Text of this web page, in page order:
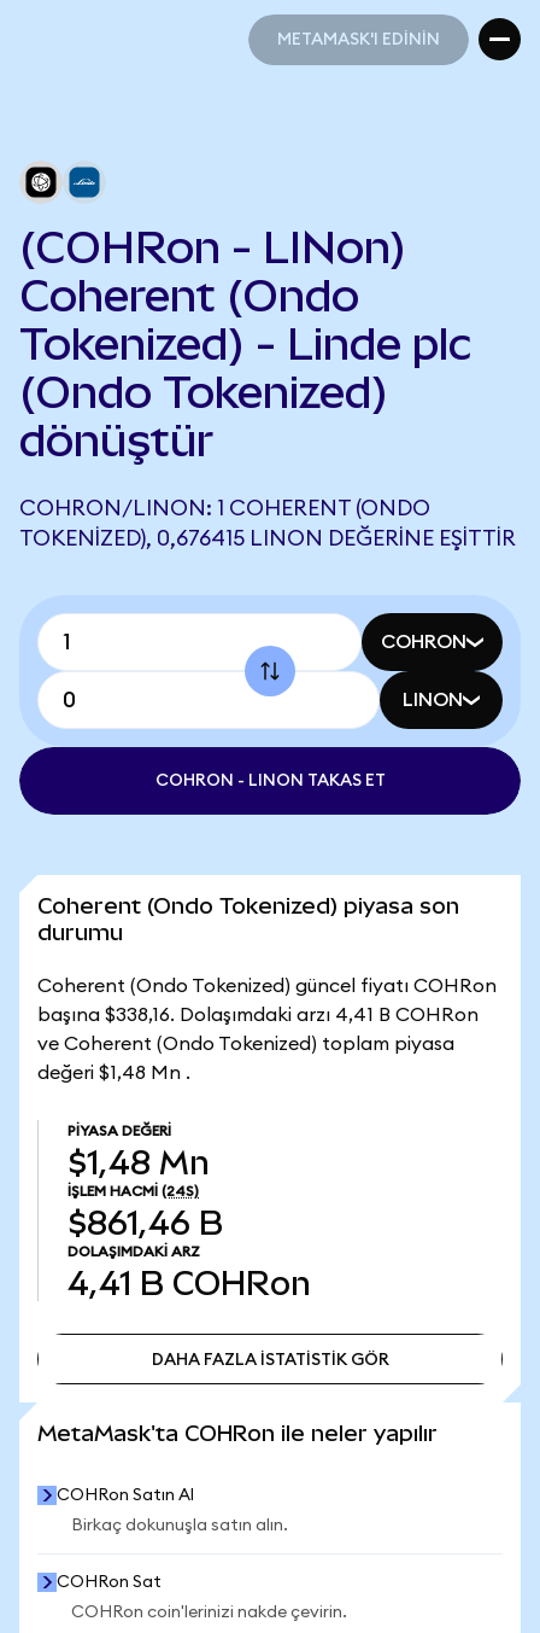
METAMASK'I EDİNİN
(COHRon - LINon)
Coherent (Ondo
Tokenized) - Linde plc
(Ondo Tokenized)
dönüştür
COHRON/LINON: 1 COHERENT (ONDO
TOKENIZED), 0,676415 LINON DEĞERINE EŞITTIR
COHRON
LINON
COHRON - LINON TAKAS ET
Coherent (Ondo Tokenized) piyasa son
durumu
Coherent (Ondo Tokenized) güncel fiyatı COHRon
başına $338,16. Dolaşımdaki arzı 4,41 B COHRon
ve Coherent (Ondo Tokenized) toplam piyasa
değeri $1,48 Mn .
PIYASA DEĞERI
$1,48 Mn
İŞLEM HACMI (24S)
$861,46 B
DOLAŞIMDAKI ARZ
4,41 B COHRon
DAHA FAZLA İSTATİSTİK GÖR
MetaMask'ta COHRon ile neler yapılır
COHRon Satın Al
Birkaç dokunuşla satın alın.
COHRon Sat
COHRon coin'lerinizi nakde çevirin.